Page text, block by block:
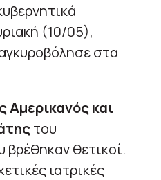
(10/05),
στα
Αμερικανός και
του
βρέθηκαν θετικοί.
ιατρικές